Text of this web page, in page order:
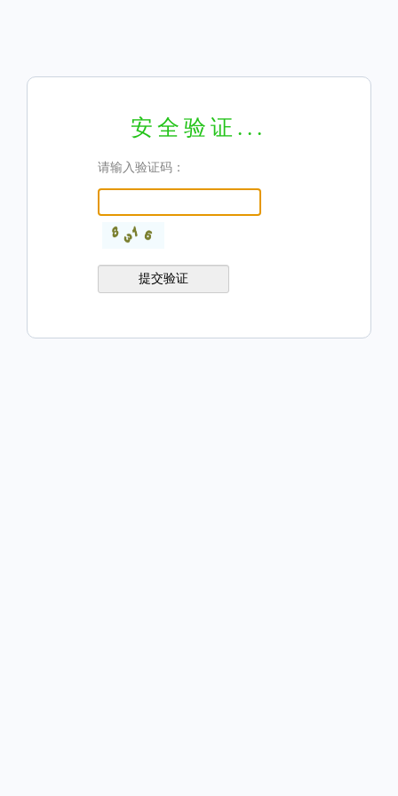
安全验证...
请输入验证码：